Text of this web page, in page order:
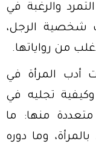
والرغبة في
شخصية الرجل،
من رواياتها.
أدب المرأة في
تجليه في
منها: ما
وما دوره